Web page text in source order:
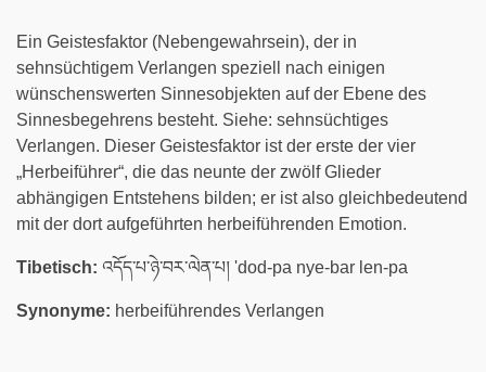
Ein Geistesfaktor (Nebengewahrsein), der in
sehnsüchtigem Verlangen speziell nach einigen
wünschenswerten Sinnesobjekten auf der Ebene des
Sinnesbegehrens besteht. Siehe: sehnsüchtiges
Verlangen. Dieser Geistesfaktor ist der erste der vier
„Herbeiführer“, die das neunte der zwölf Glieder
abhängigen Entstehens bilden; er ist also gleichbedeutend
mit der dort aufgeführten herbeiführenden Emotion.
Tibetisch: འདོད་པ་ཉེ་བར་ལེན་པ། 'dod-pa nye-bar len-pa
Synonyme: herbeiführendes Verlangen